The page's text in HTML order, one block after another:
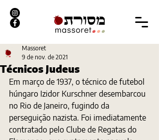
Técnicos Judeus
Massoret
9 de nov. de 2021
Em março de 1937, o técnico de futebol
húngaro Izidor Kurschner desembarcou
no Rio de Janeiro, fugindo da
perseguição nazista. Foi imediatamente
contratado pelo Clube de Regatas do